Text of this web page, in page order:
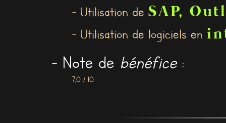
- Utilisation de SAP,
- Utilisation de logiciels en
- Note de bénéfice:
7,0 / 10.